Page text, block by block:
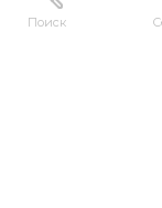
Поиск
+7 (7232) 50-